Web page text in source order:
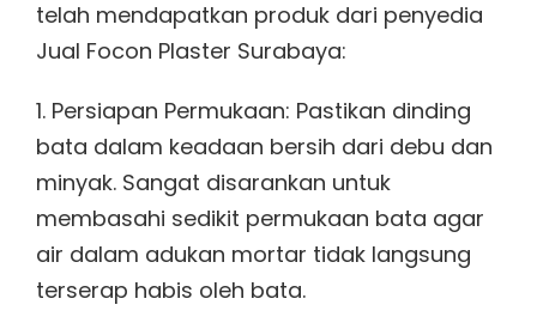
telah mendapatkan produk dari penyedia
Jual Focon Plaster Surabaya:
1. Persiapan Permukaan: Pastikan dinding
bata dalam keadaan bersih dari debu dan
minyak. Sangat disarankan untuk
membasahi sedikit permukaan bata agar
air dalam adukan mortar tidak langsung
terserap habis oleh bata.